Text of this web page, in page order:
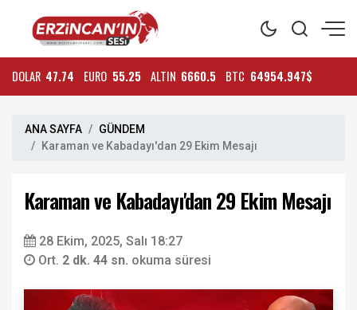
DOLAR 47.74 EURO 55.25 ALTIN 6660.5 BTC 64954.947$
ANA SAYFA
GÜNDEM
Karaman ve Kabadayı'dan 29 Ekim Mesajı
Karaman ve Kabadayı'dan 29 Ekim Mesajı
28 Ekim, 2025, Salı 18:27
Ort. 2 dk. 44 sn. okuma süresi